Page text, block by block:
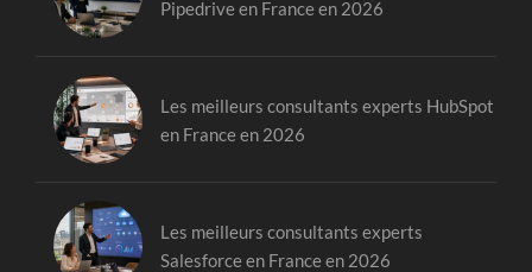
Pipedrive en France en 2026
Les meilleurs consultants experts HubSpot
en France en 2026
Les meilleurs consultants experts
Salesforce en France en 2026